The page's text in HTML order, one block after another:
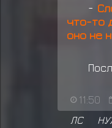
-
что-то
оно не
11:50
ЛС